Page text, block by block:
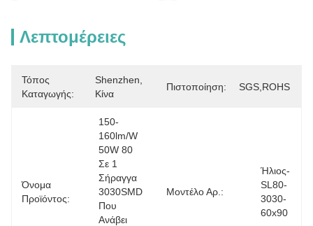
Λεπτομέρειες
Τόπος
Καταγωγής:
Shenzhen,
Κίνα
Πιστοποίηση: SGS,ROHS
Όνομα
Προϊόντος:
150-
160lm/w
50W 80
Σε 1
Σήραγγα
3030SMD
Που
Ανάβει
Μοντέλο Αρ.:
Ήλιος-
SL80-
3030-
60x90